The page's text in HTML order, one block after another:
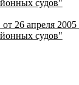
судов"
26 апреля
судов"